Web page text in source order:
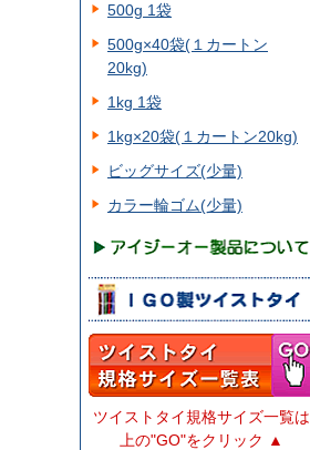
500g 1袋
500g×40袋(１カートン
20kg)
1kg 1袋
1kg×20袋(１カートン20kg)
ビッグサイズ(少量)
カラー輪ゴム(少量)
ツイストタイ規格サイズ一覧は
上の"GO"をクリック ▲